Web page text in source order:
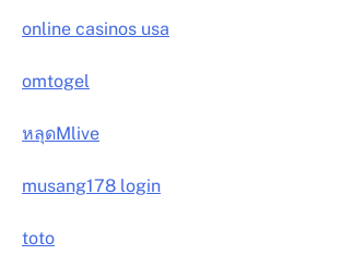
online casinos usa
omtogel
หลุดMlive
musang178 login
toto